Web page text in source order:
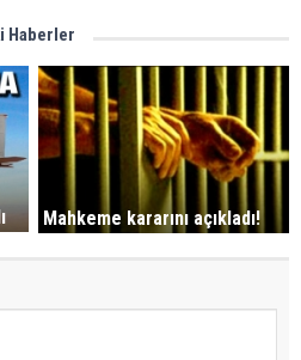
Haberler
Mahkeme kararını açıkladı!